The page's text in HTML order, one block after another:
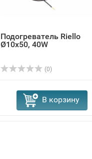
Подогреватель Riello
Ø10x50, 40W
(0)
В корзину